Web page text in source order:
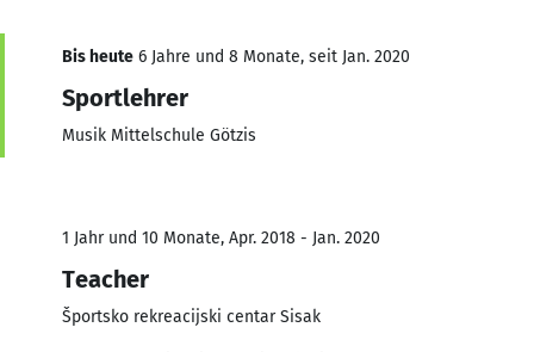
Bis heute 6 Jahre und 8 Monate, seit Jan. 2020
Sportlehrer
Musik Mittelschule Götzis
1 Jahr und 10 Monate, Apr. 2018 - Jan. 2020
Teacher
Športsko rekreacijski centar Sisak